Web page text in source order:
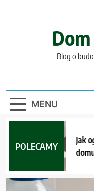
Blog o
MENU
POLECAMY
Jak
domu